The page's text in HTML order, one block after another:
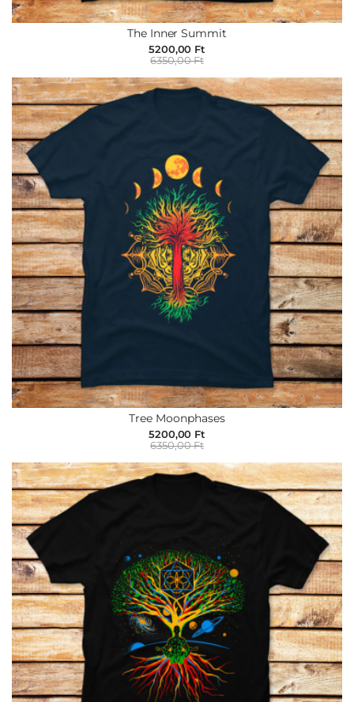
The Inner Summit
5200,00 Ft
6350,00 Ft
Tree Moonphases
5200,00 Ft
6350,00 Ft